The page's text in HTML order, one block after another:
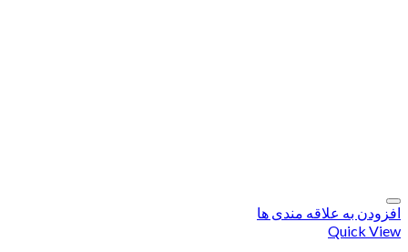
افزودن به علاقه مندی ها
Quick View